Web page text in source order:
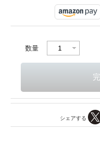
数量
シェアする